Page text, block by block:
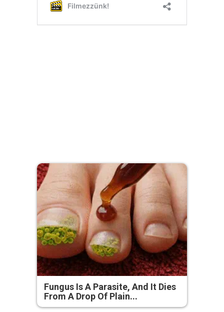
Fungus Is A Parasite, And It Dies
From A Drop Of Plain...